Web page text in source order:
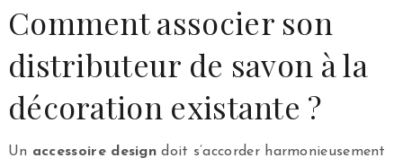
Comment associer son
distributeur de savon à la
décoration existante ?
Un accessoire design doit s’accorder harmonieusement